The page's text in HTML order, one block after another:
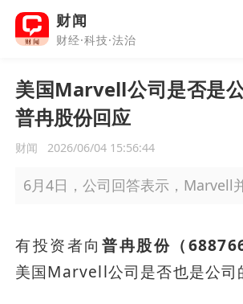
财闻
财经·科技·法治
美国Marvell公司是否是
普冉股份回应
财闻 2026/06/04 15:56:44
6月4日，公司回答表示，Marvell
有投资者向 普冉股份（
美国Marvell公司是否也是公司